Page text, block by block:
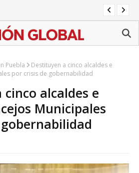
para regular redes sociales en
Puebla
Destituyen a cinco alcaldes e
por crisis de gobernabilidad
alcaldes e
Municipales